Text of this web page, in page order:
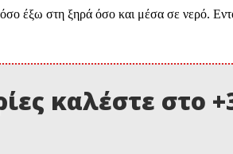
έξω στη ξηρά όσο και μέσα σε νερό.
καλέστε στο